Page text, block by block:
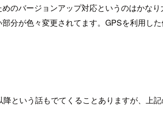
のバージョンアップ対応というのはかな
分が色々変更されてます。GPSを利用し
降という話もでてくることありますが、上